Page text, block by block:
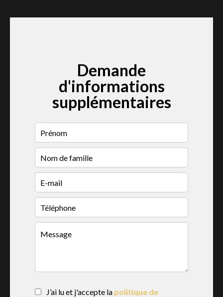
Demande
d'informations
supplémentaires
J’ai lu et j'accepte la politique de